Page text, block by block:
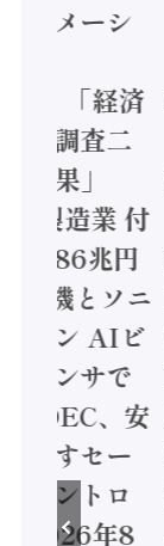
トメーシ
】「経済
態調査二
結果」
年製造業 付
額86兆円
電機とソニ
コン AIビ
センサで
/ IDEC、安
かすセー
コントロ
2026年8